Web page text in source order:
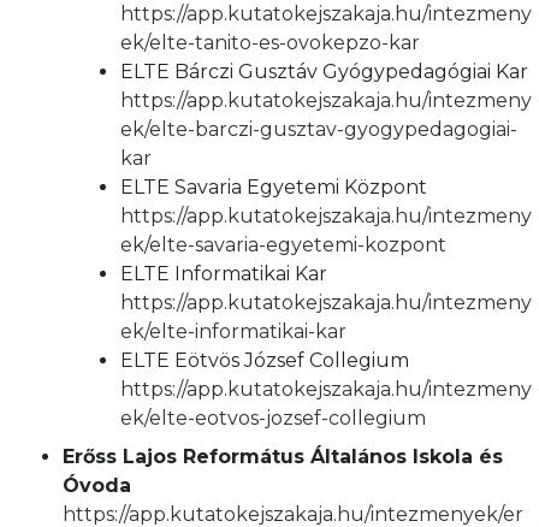
https://app.kutatokejszakaja.hu/intezmeny
ek/elte-tanito-es-ovokepzo-kar
ELTE Bárczi Gusztáv Gyógypedagógiai Kar
https://app.kutatokejszakaja.hu/intezmeny
ek/elte-barczi-gusztav-gyogypedagogiai-
kar
ELTE Savaria Egyetemi Központ
https://app.kutatokejszakaja.hu/intezmeny
ek/elte-savaria-egyetemi-kozpont
ELTE Informatikai Kar
https://app.kutatokejszakaja.hu/intezmeny
ek/elte-informatikai-kar
ELTE Eötvös József Collegium
https://app.kutatokejszakaja.hu/intezmeny
ek/elte-eotvos-jozsef-collegium
Erőss Lajos Református Általános Iskola és
Óvoda
https://app.kutatokejszakaja.hu/intezmenyek/er